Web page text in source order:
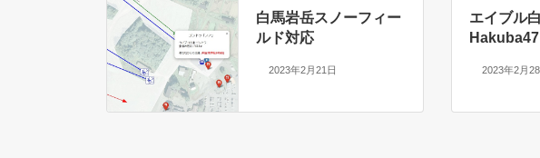
白馬岩岳スノーフィー
ルド対応
2023年2月21日
エイブル
2023年2月